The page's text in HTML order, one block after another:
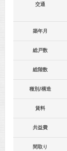
交通
築年月
総戸数
総階数
種別/構造
賃料
共益費
間取り